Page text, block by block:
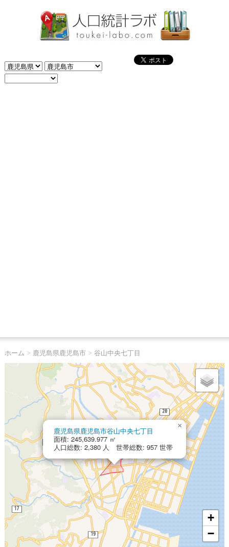
ホーム > 鹿児島県鹿児島市> 谷山中央七丁目
鹿児島県鹿児島市谷山中央七丁目
面積: 245,639.977 ㎡
人口総数: 2,380 人 世帯総数: 957 世帯
×
+
−